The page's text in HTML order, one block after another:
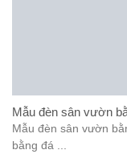
Mẫu đèn sân vườn
Mẫu đèn sân vườn
bằng đá ...